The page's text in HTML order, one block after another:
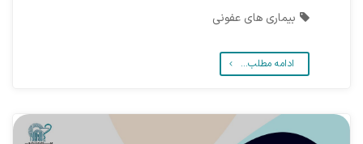
بیماری های عفونی
ادامه مطلب...